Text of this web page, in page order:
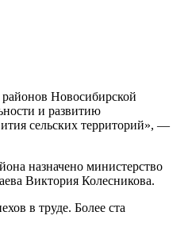
Новосибирской
и развитию
сельских территорий», —
назначено министерство
Виктория Колесникова.
в труде. Более ста